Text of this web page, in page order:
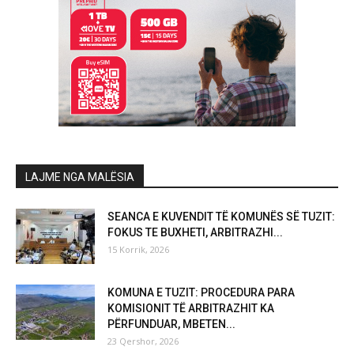
LAJME NGA MALËSIA
SEANCA E KUVENDIT TË KOMUNËS SË TUZIT:
FOKUS TE BUXHETI, ARBITRAZHI...
15 Korrik, 2026
KOMUNA E TUZIT: PROCEDURA PARA
KOMISIONIT TË ARBITRAZHIT KA
PËRFUNDUAR, MBETEN...
23 Qershor, 2026